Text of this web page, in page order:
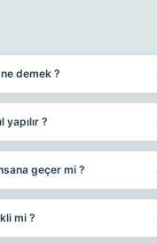
demek ?
yapılır ?
geçer mi ?
mi ?